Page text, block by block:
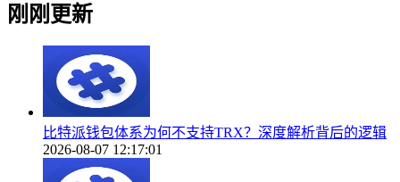
刚刚更新
比特派钱包体系为何不支持TRX？深度解析背后的逻辑
2026-08-07 12:17:01